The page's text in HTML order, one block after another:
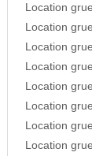
Location
Location
Location
Location
Location
Location
Location
Location